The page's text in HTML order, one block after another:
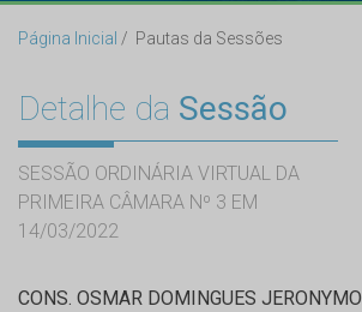
Página Inicial Pautas da Sessões
Detalhe da Sessão
SESSÃO ORDINÁRIA VIRTUAL DA
PRIMEIRA CÂMARA Nº 3 EM
14/03/2022
CONS. OSMAR DOMINGUES JERONYMO